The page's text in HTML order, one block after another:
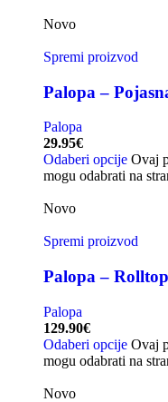
Novo
Spremi proizvod
Palopa –
Palopa
29.95€
Odaberi opcije Ovaj
mogu odabrati na
Novo
Spremi proizvod
Palopa –
Palopa
129.90€
Odaberi opcije Ovaj
mogu odabrati na
Novo